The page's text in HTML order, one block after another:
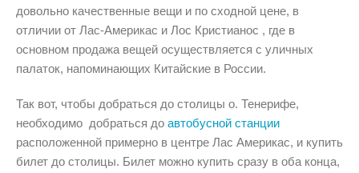
довольно качественные вещи и по сходной цене, в
отличии от Лас-Америкас и Лос Кристианос , где в
основном продажа вещей осуществляется с уличных
палаток, напоминающих Китайские в России.
Так вот, чтобы добраться до столицы о. Тенерифе,
необходимо добраться до автобусной станции
расположенной примерно в центре Лас Америкас, и купить
билет до столицы. Билет можно купить сразу в оба конца,